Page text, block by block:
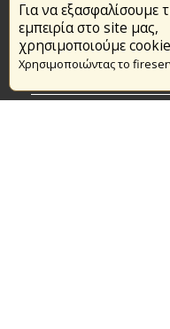
Για να εξασφαλίσουμε
εμπειρία στο site μας,
χρησιμοποιούμε
Χρησιμοποιώντας το
Επικαιρότητα
Το Πυροσβεστικό Σώμα